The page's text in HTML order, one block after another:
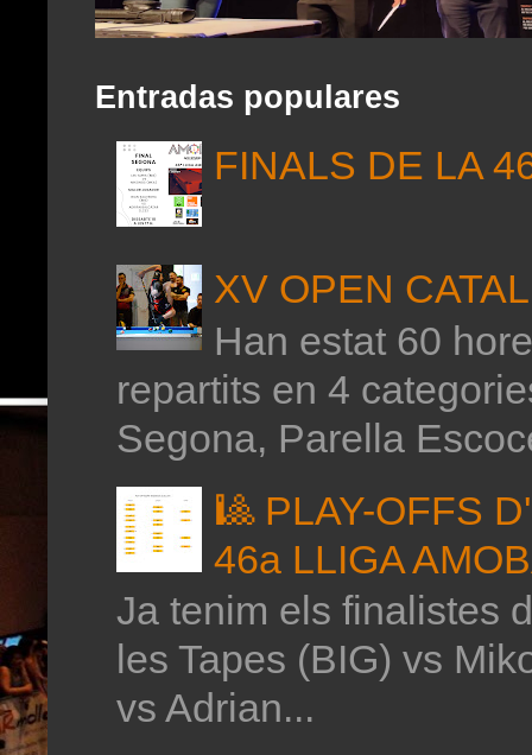
Entradas populares
FINALS DE LA
XV OPEN
Han estat 60
repartits en 4
Segona, Parella
🎱 PLAY-OFFS
46a LLIGA
Ja tenim els finalistes
les Tapes (BIG) vs
vs Adrian...